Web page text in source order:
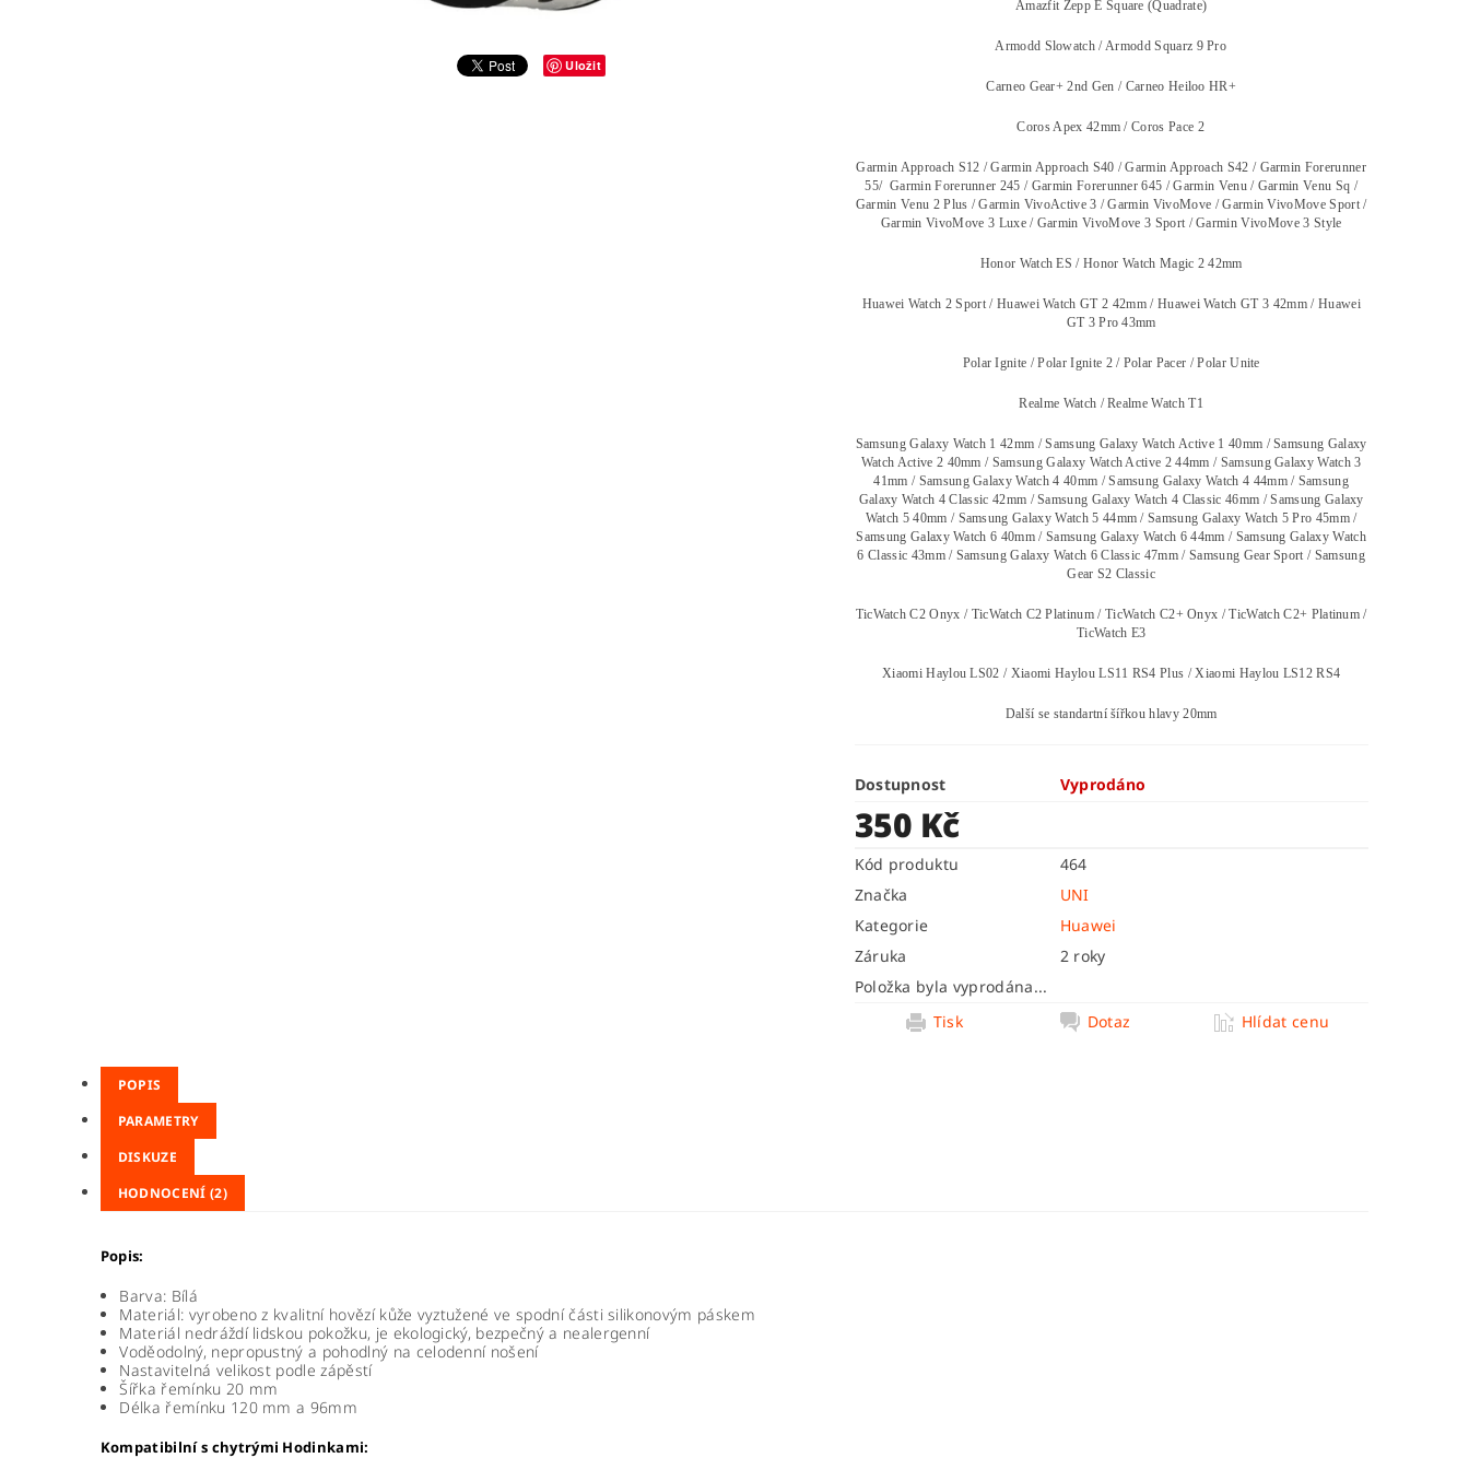
Uložit
Amazfit Zepp E Square (Quadrate)
Armodd Slowatch / Armodd Squarz 9 Pro
Carneo Gear+ 2nd Gen / Carneo Heiloo HR+
Coros Apex 42mm / Coros Pace 2
Garmin Approach S12 / Garmin Approach S40 / Garmin Approach S42 / Garmin Forerunner
55/ Garmin Forerunner 245 / Garmin Forerunner 645 / Garmin Venu / Garmin Venu Sq /
Garmin Venu 2 Plus / Garmin VivoActive 3 / Garmin VivoMove / Garmin VivoMove Sport /
Garmin VivoMove 3 Luxe / Garmin VivoMove 3 Sport / Garmin VivoMove 3 Style
Honor Watch ES / Honor Watch Magic 2 42mm
Huawei Watch 2 Sport / Huawei Watch GT 2 42mm / Huawei Watch GT 3 42mm / Huawei
GT 3 Pro 43mm
Polar Ignite / Polar Ignite 2 / Polar Pacer / Polar Unite
Realme Watch / Realme Watch T1
Samsung Galaxy Watch 1 42mm / Samsung Galaxy Watch Active 1 40mm / Samsung Galaxy
Watch Active 2 40mm / Samsung Galaxy Watch Active 2 44mm / Samsung Galaxy Watch 3
41mm / Samsung Galaxy Watch 4 40mm / Samsung Galaxy Watch 4 44mm / Samsung
Galaxy Watch 4 Classic 42mm / Samsung Galaxy Watch 4 Classic 46mm / Samsung Galaxy
Watch 5 40mm / Samsung Galaxy Watch 5 44mm / Samsung Galaxy Watch 5 Pro 45mm /
Samsung Galaxy Watch 6 40mm / Samsung Galaxy Watch 6 44mm / Samsung Galaxy Watch
6 Classic 43mm / Samsung Galaxy Watch 6 Classic 47mm / Samsung Gear Sport / Samsung
Gear S2 Classic
TicWatch C2 Onyx / TicWatch C2 Platinum / TicWatch C2+ Onyx / TicWatch C2+ Platinum /
TicWatch E3
Xiaomi Haylou LS02 / Xiaomi Haylou LS11 RS4 Plus / Xiaomi Haylou LS12 RS4
Další se standartní šířkou hlavy 20mm
Dostupnost Vyprodáno
350 Kč
Kód produktu
464
Značka
UNI
Kategorie
Huawei
Záruka
2 roky
Položka byla vyprodána...
Tisk
Dotaz Hlídat cenu
POPIS
PARAMETRY
DISKUZE
HODNOCENÍ (2)
Popis:
Barva: Bílá
Materiál: vyrobeno z kvalitní hovězí kůže vyztužené ve spodní části silikonovým páskem
Materiál nedráždí lidskou pokožku, je ekologický, bezpečný a nealergenní
Voděodolný, nepropustný a pohodlný na celodenní nošení
Nastavitelná velikost podle zápěstí
Šířka řemínku 20 mm
Délka řemínku 120 mm a 96mm
Kompatibilní s chytrými Hodinkami: